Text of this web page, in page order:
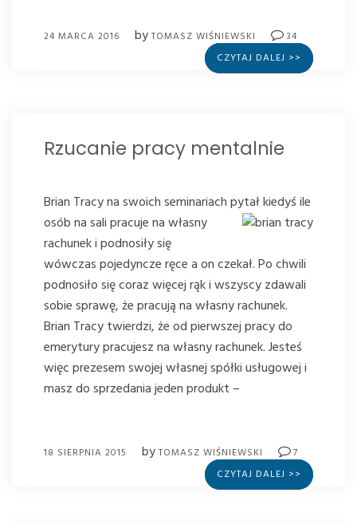
24 MARCA 2016 by TOMASZ WIŚNIEWSKI
34
CZYTAJ DALEJ >>
Rzucanie pracy mentalnie
Brian Tracy na swoich seminariachpytał kiedyś ile
osób na sali pracuje na własny
rachunek i podnosiły się
wówczas pojedyncze ręce a on czekał. Po chwili
podnosiło się coraz więcej rąk i wszyscy zdawali
sobie sprawę, że pracują na własny rachunek.
Brian Tracy twierdzi, że od pierwszej pracy do
emerytury pracujesz na własny rachunek. Jesteś
więc prezesem swojej własnej spółki usługowej i
masz do sprzedania jeden produkt –
18 SIERPNIA 2015 by TOMASZ WIŚNIEWSKI
7
CZYTAJ DALEJ >>